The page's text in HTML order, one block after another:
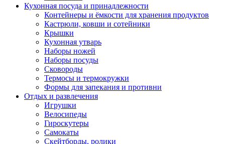
Кухонная посуда и принадлежности
Контейнеры и ёмкости для хранения продуктов
Кастрюли, ковши и сотейники
Крышки
Кухонная утварь
Наборы ножей
Наборы посуды
Сковороды
Термосы и термокружки
Формы для запекания и противни
Отдых и развлечения
Игрушки
Велосипеды
Гироскутеры
Самокаты
Скейтборды, ролики